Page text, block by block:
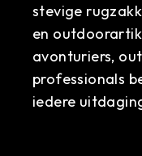
stevige
en
avonturiers,
professionals
iedere